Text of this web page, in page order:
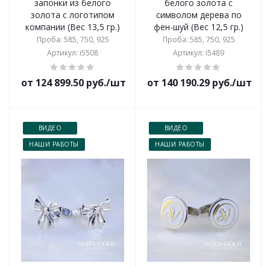
запонки из белого
золота с логотипом
компании (Вес 13,5 гр.)
Проба: 585, 750, 925
Артикул: i5508
от 124 899.50 руб./шт
белого золота с
символом дерева по
фен-шуй (Вес 12,5 гр.)
Проба: 585, 750, 925
Артикул: i5489
от 140 190.29 руб./шт
ВИДЕО
НАШИ РАБОТЫ
ВИДЕО
НАШИ РАБОТЫ